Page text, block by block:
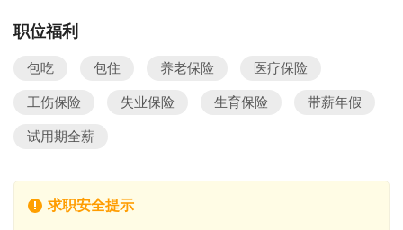
职位福利
包吃 包住 养老保险 医疗保险
工伤保险 失业保险 生育保险 带薪年假
试用期全薪
求职安全提示